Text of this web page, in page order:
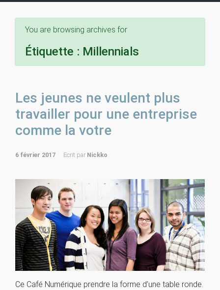
You are browsing archives for
Étiquette : Millennials
Les jeunes ne veulent plus
travailler pour une entreprise
comme la votre
6 février 2017 Ecrit par Nickko
Ce Café Numérique prendre la forme d’une table ronde.